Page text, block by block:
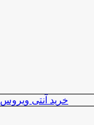
خرید آنتی ویروس